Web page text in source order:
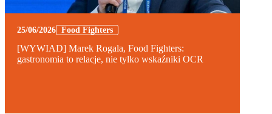
25/06/2026 Food Fighters
[WYWIAD] Marek Rogala, Food Fighters:
gastronomia to relacje, nie tylko wskaźniki OCR